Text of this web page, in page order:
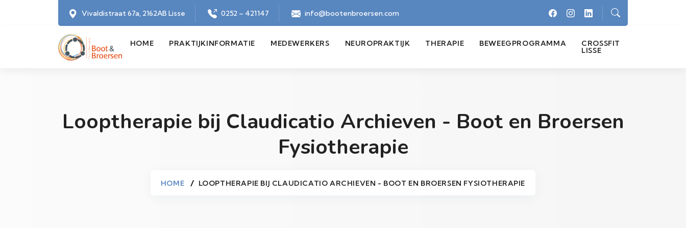
Vivaldistraat 67a, 2162AB Lisse 0252 – 421147 info@bootenbroersen.com
HOME PRAKTIJKINFORMATIE MEDEWERKERS NEUROPRAKTIJK THERAPIE BEWEEGPROGRAMMA CROSSFIT
LISSE
Looptherapie bij Claudicatio Archieven - Boot en Broersen
Fysiotherapie
HOME LOOPTHERAPIE BIJ CLAUDICATIO ARCHIEVEN - BOOT EN BROERSEN FYSIOTHERAPIE